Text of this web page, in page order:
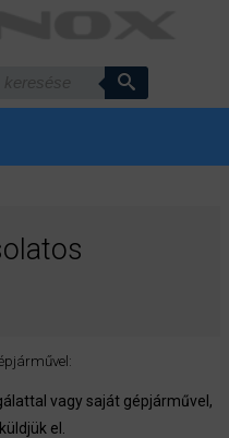
vagy saját gépjárművel,
el.